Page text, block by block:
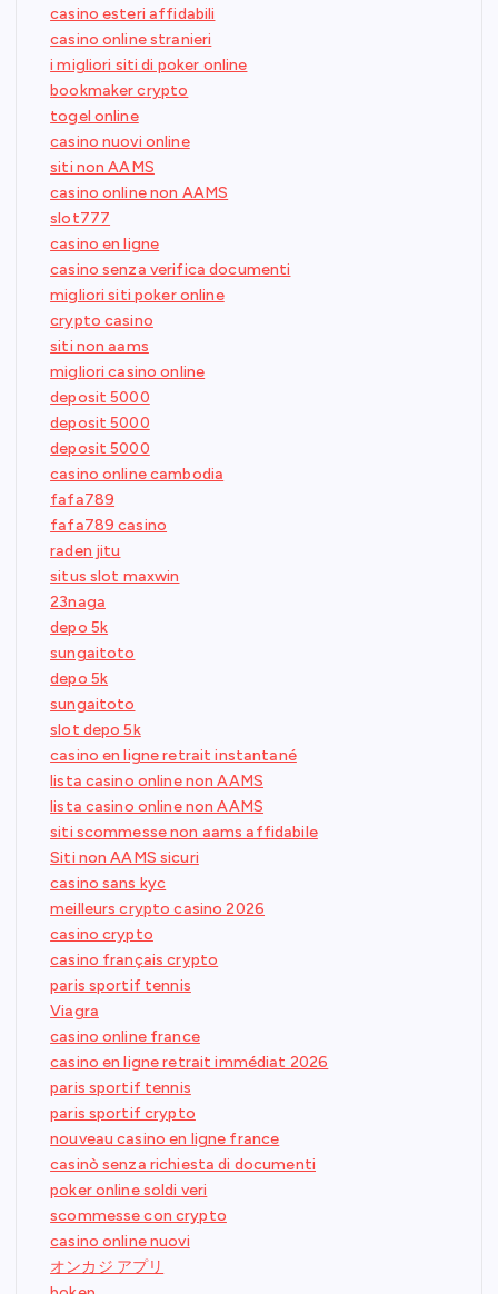
casino esteri affidabili
casino online stranieri
i migliori siti di poker online
bookmaker crypto
togel online
casino nuovi online
siti non AAMS
casino online non AAMS
slot777
casino en ligne
casino senza verifica documenti
migliori siti poker online
crypto casino
siti non aams
migliori casino online
deposit 5000
deposit 5000
deposit 5000
casino online cambodia
fafa789
fafa789 casino
raden jitu
situs slot maxwin
23naga
depo 5k
sungaitoto
depo 5k
sungaitoto
slot depo 5k
casino en ligne retrait instantané
lista casino online non AAMS
lista casino online non AAMS
siti scommesse non aams affidabile
Siti non AAMS sicuri
casino sans kyc
meilleurs crypto casino 2026
casino crypto
casino français crypto
paris sportif tennis
Viagra
casino online france
casino en ligne retrait immédiat 2026
paris sportif tennis
paris sportif crypto
nouveau casino en ligne france
casinò senza richiesta di documenti
poker online soldi veri
scommesse con crypto
casino online nuovi
オンカジ アプリ